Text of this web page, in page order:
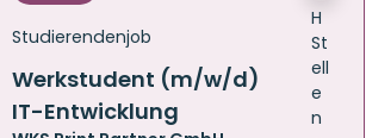
Studierendenjob
Werkstudent (m/w/d)
IT-Entwicklung